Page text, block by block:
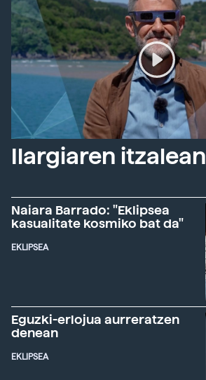
Ilargiaren itzalean
Naiara Barrado: "Eklipsea
kasualitate kosmiko bat da"
EKLIPSEA
Eguzki-erlojua aurreratzen
denean
EKLIPSEA